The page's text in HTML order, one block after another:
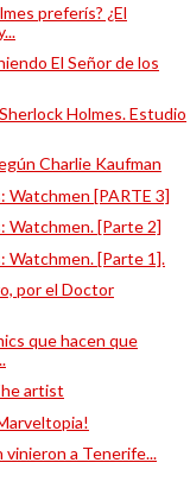
preferís? ¿El
El Señor de los
Holmes. Estudio
Charlie Kaufman
Watchmen [PARTE 3]
Watchmen. [Parte 2]
Watchmen. [Parte 1].
por el Doctor
que hacen que
artist
vinieron a Tenerife...